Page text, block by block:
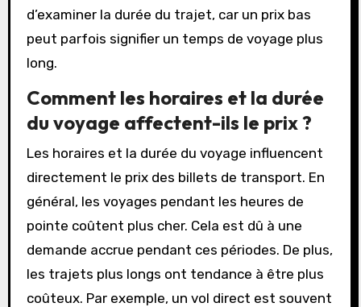
d’examiner la durée du trajet, car un prix bas
peut parfois signifier un temps de voyage plus
long.
Comment les horaires et la durée
du voyage affectent-ils le prix ?
Les horaires et la durée du voyage influencent
directement le prix des billets de transport. En
général, les voyages pendant les heures de
pointe coûtent plus cher. Cela est dû à une
demande accrue pendant ces périodes. De plus,
les trajets plus longs ont tendance à être plus
coûteux. Par exemple, un vol direct est souvent